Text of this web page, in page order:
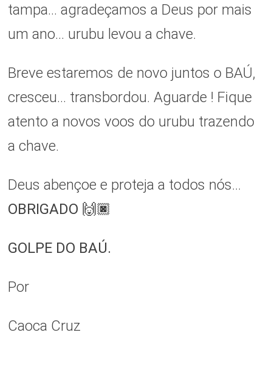
tampa… agradeçamos a Deus por mais
um ano… urubu levou a chave.
Breve estaremos de novo juntos o BAÚ,
cresceu… transbordou. Aguarde ! Fique
atento a novos voos do urubu trazendo
a chave.
Deus abençoe e proteja a todos nós…
OBRIGADO 🙌🏿
GOLPE DO BAÚ.
Por
Caoca Cruz